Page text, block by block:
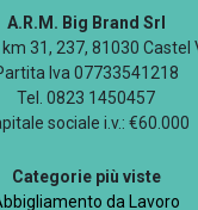
A.R.M. Big Brand Srl
31, 237, 81030 Castel
Iva 07733541218
Tel. 0823 1450457
sociale i.v.: €60.000
Categorie più viste
da Lavoro